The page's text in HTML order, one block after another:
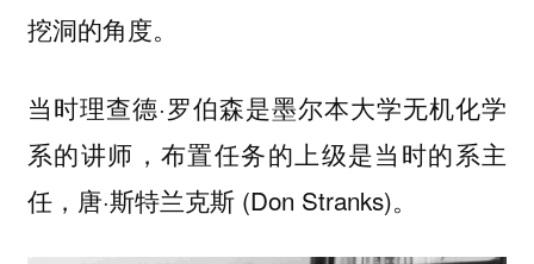
挖洞的角度。
当时理查德·罗伯森是墨尔本大学无机化学
系的讲师，布置任务的上级是当时的系主
任，唐·斯特兰克斯 (Don Stranks)。